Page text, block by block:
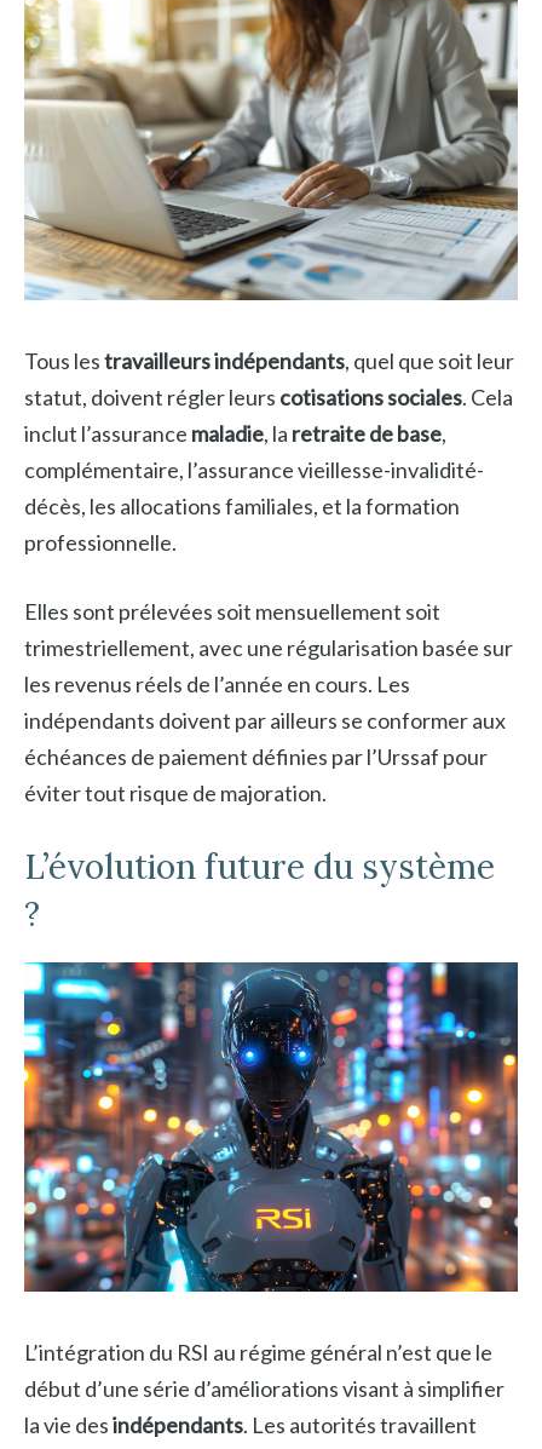
Tous lestravailleurs indépendants, quel que soit leur
statut, doivent régler leurs cotisations sociales. Cela
inclut l’assurance maladie, la retraite de base,
complémentaire, l’assurance vieillesse-invalidité-
décès, les allocations familiales, et la formation
professionnelle.
Elles sont prélevées soit mensuellement soit
trimestriellement, avec une régularisation basée sur
les revenus réels de l’année en cours. Les
indépendants doivent par ailleurs se conformer aux
échéances de paiement définies par l’Urssaf pour
éviter tout risque de majoration.
L’évolution future du système
?
L’intégration du RSI au régime général n’est que le
début d’une série d’améliorations visant à simplifier
la vie desindépendants. Les autorités travaillent